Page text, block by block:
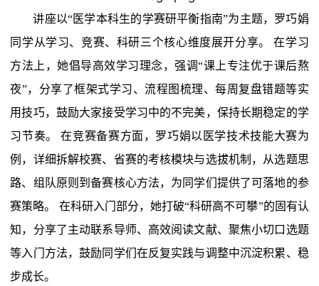
竞赛通知
获奖信息
学生科研
科研项目
科研论文
知识产权
学创空间
学创空间简介
活动日志
讲座以“医学本科生的学赛研平衡指南”为主题， 罗巧娟
同学从学习、竞赛、科研三个核心维度展开分享。
在学习
方法上，她倡导高效学习理念，强调“课上专注优于课后熬
夜”，分享了框架式学习、流程图 梳理、每周复盘错题等实
用技巧，鼓励大家接受学习中的不完美， 保持长期稳定的学
习节奏。
在竞赛备赛方面 ， 罗巧娟以医学技术技能大赛为
例， 详细拆解校赛、省赛的考核模块与选拔机制，从选题思
路、组队原则到备赛核心方法，为同学们提供了可落地的参
赛策略。
在科研入门部分，她打破“科研高不可攀”的 固有认
知 ，分享了主动联系导师、高效阅读文献、聚焦小切口选题
等入门 方法，鼓励同学们在反复实践与调整中沉淀积累、稳
步成长。